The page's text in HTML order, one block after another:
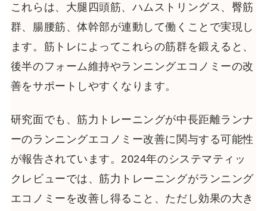
これらは、大腿四頭筋、ハムストリングス、臀筋
群、腸腰筋、体幹部が連動して働くことで実現し
ます。筋トレによってこれらの筋群を鍛えると、
後半のフォーム維持やランニングエコノミーの改
善をサポートしやすくなります。
研究面でも、筋力トレーニングが中長距離ランナ
ーのランニングエコノミー改善に関与する可能性
が報告されています。2024年のシステマティッ
クレビューでは、筋力トレーニングがランニング
エコノミーを改善し得ること、ただし効果の大き